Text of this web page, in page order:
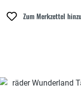
Zum Merkzettel